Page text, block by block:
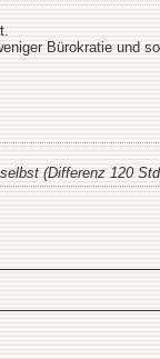
Bürokratie und
(Differenz 120